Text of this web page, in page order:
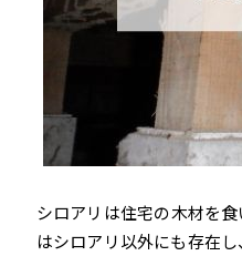
シロアリは住宅の木材を
はシロアリ以外にも存在